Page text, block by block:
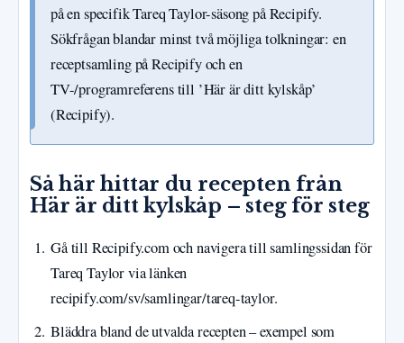
på en specifik Tareq Taylor-säsong på Recipify.
Sökfrågan blandar minst två möjliga tolkningar: en
receptsamling på Recipify och en
TV-/programreferens till ’Här är ditt kylskåp’
(Recipify).
Så här hittar du recepten från
Här är ditt kylskåp – steg för steg
Gå till Recipify.com och navigera till samlingssidan för
Tareq Taylor via länken
recipify.com/sv/samlingar/tareq-taylor.
Bläddra bland de utvalda recepten – exempel som